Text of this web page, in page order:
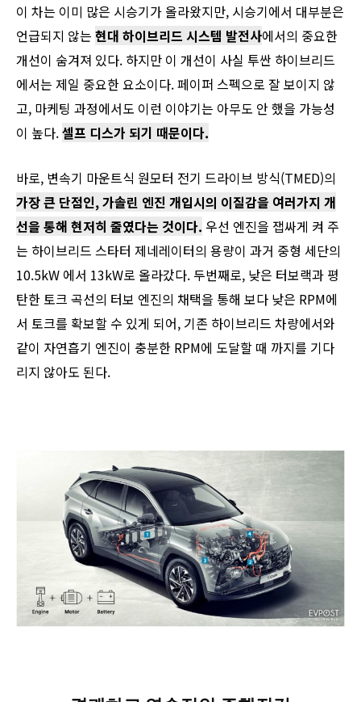
이 차는 이미 많은 시승기가 올라왔지만, 시승기에서 대부분은
언급되지 않는 현대 하이브리드 시스템 발전사에서의 중요한
개선이 숨겨져 있다. 하지만 이 개선이 사실 투싼 하이브리드
에서는 제일 중요한 요소이다. 페이퍼 스펙으로 잘 보이지 않
고, 마케팅 과정에서도 이런 이야기는 아무도 안 했을 가능성
이 높다.셀프 디스가 되기 때문이다.
바로, 변속기 마운트식 원모터 전기 드라이브 방식(TMED)의
가장 큰 단점인, 가솔린 엔진 개입시의 이질감을 여러가지 개
선을 통해 현저히 줄였다는 것이다. 우선 엔진을 잽싸게 켜 주
는 하이브리드 스타터 제네레이터의 용량이 과거 중형 세단의
10.5kW 에서 13kW로 올라갔다. 두번째로, 낮은 터보랙과 평
탄한 토크 곡선의 터보 엔진의 채택을 통해 보다 낮은 RPM에
서 토크를 확보할 수 있게 되어, 기존 하이브리드 차량에서와
같이 자연흡기 엔진이 충분한 RPM에 도달할 때 까지를 기다
리지 않아도 된다.